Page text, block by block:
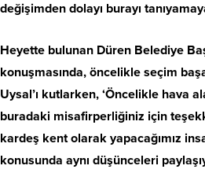
değişimden dolayı burayı
Heyette bulunan Düren Belediye
konuşmasında, öncelikle seçim
Uysal’ı kutlarken, ‘Öncelikle hava
buradaki misafirperliğiniz için
kardeş kent olarak yapacağımız
konusunda aynı düşünceleri